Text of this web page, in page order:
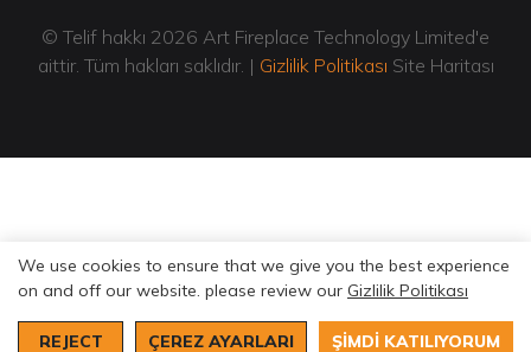
© Telif hakkı 2026 Art Fireplace Technology Limited'e
aittir. Tüm hakları saklıdır. | Gizlilik Politikası Site Haritası
We use cookies to ensure that we give you the best experience
on and off our website. please review our Gizlilik Politikası
REJECT ÇEREZ AYARLARI ŞIMDI KATILIYORUM